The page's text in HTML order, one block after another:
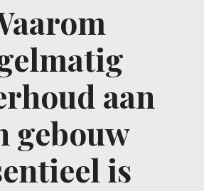
aan
gebouw
is